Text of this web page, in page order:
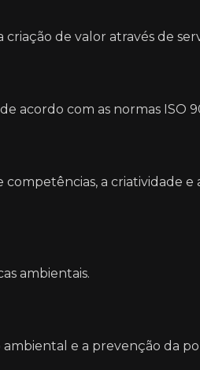
de valor através de
com as normas ISO
a criatividade e
ambientais.
e a prevenção da